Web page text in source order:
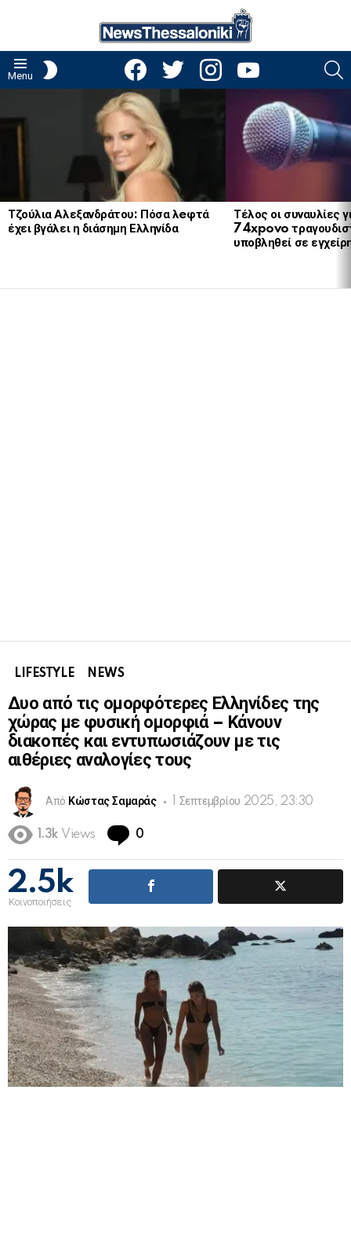
Menu
facebooktwitter instagramyoutube
Τζούλια Αλεξανδράτου: Πόσα λeφτά
έχει βγάλει η διάσημη Ελληνίδα
Τέλος οι συναυλίες
74xpovo
υποβληθεί σε
LIFESTYLE NEWS
Δυο από τις ομορφότερες Ελληνίδες της
χώρας με φυσική ομορφιά – Κάνουν
διακοπές και εντυπωσιάζουν με τις
αιθέριες αναλογίες τους
Από Κώστας Σαμαράς 1 Σεπτεμβρίου 2025, 23:30
1.3k Views 0
2.5k
Κοινοποιήσεις